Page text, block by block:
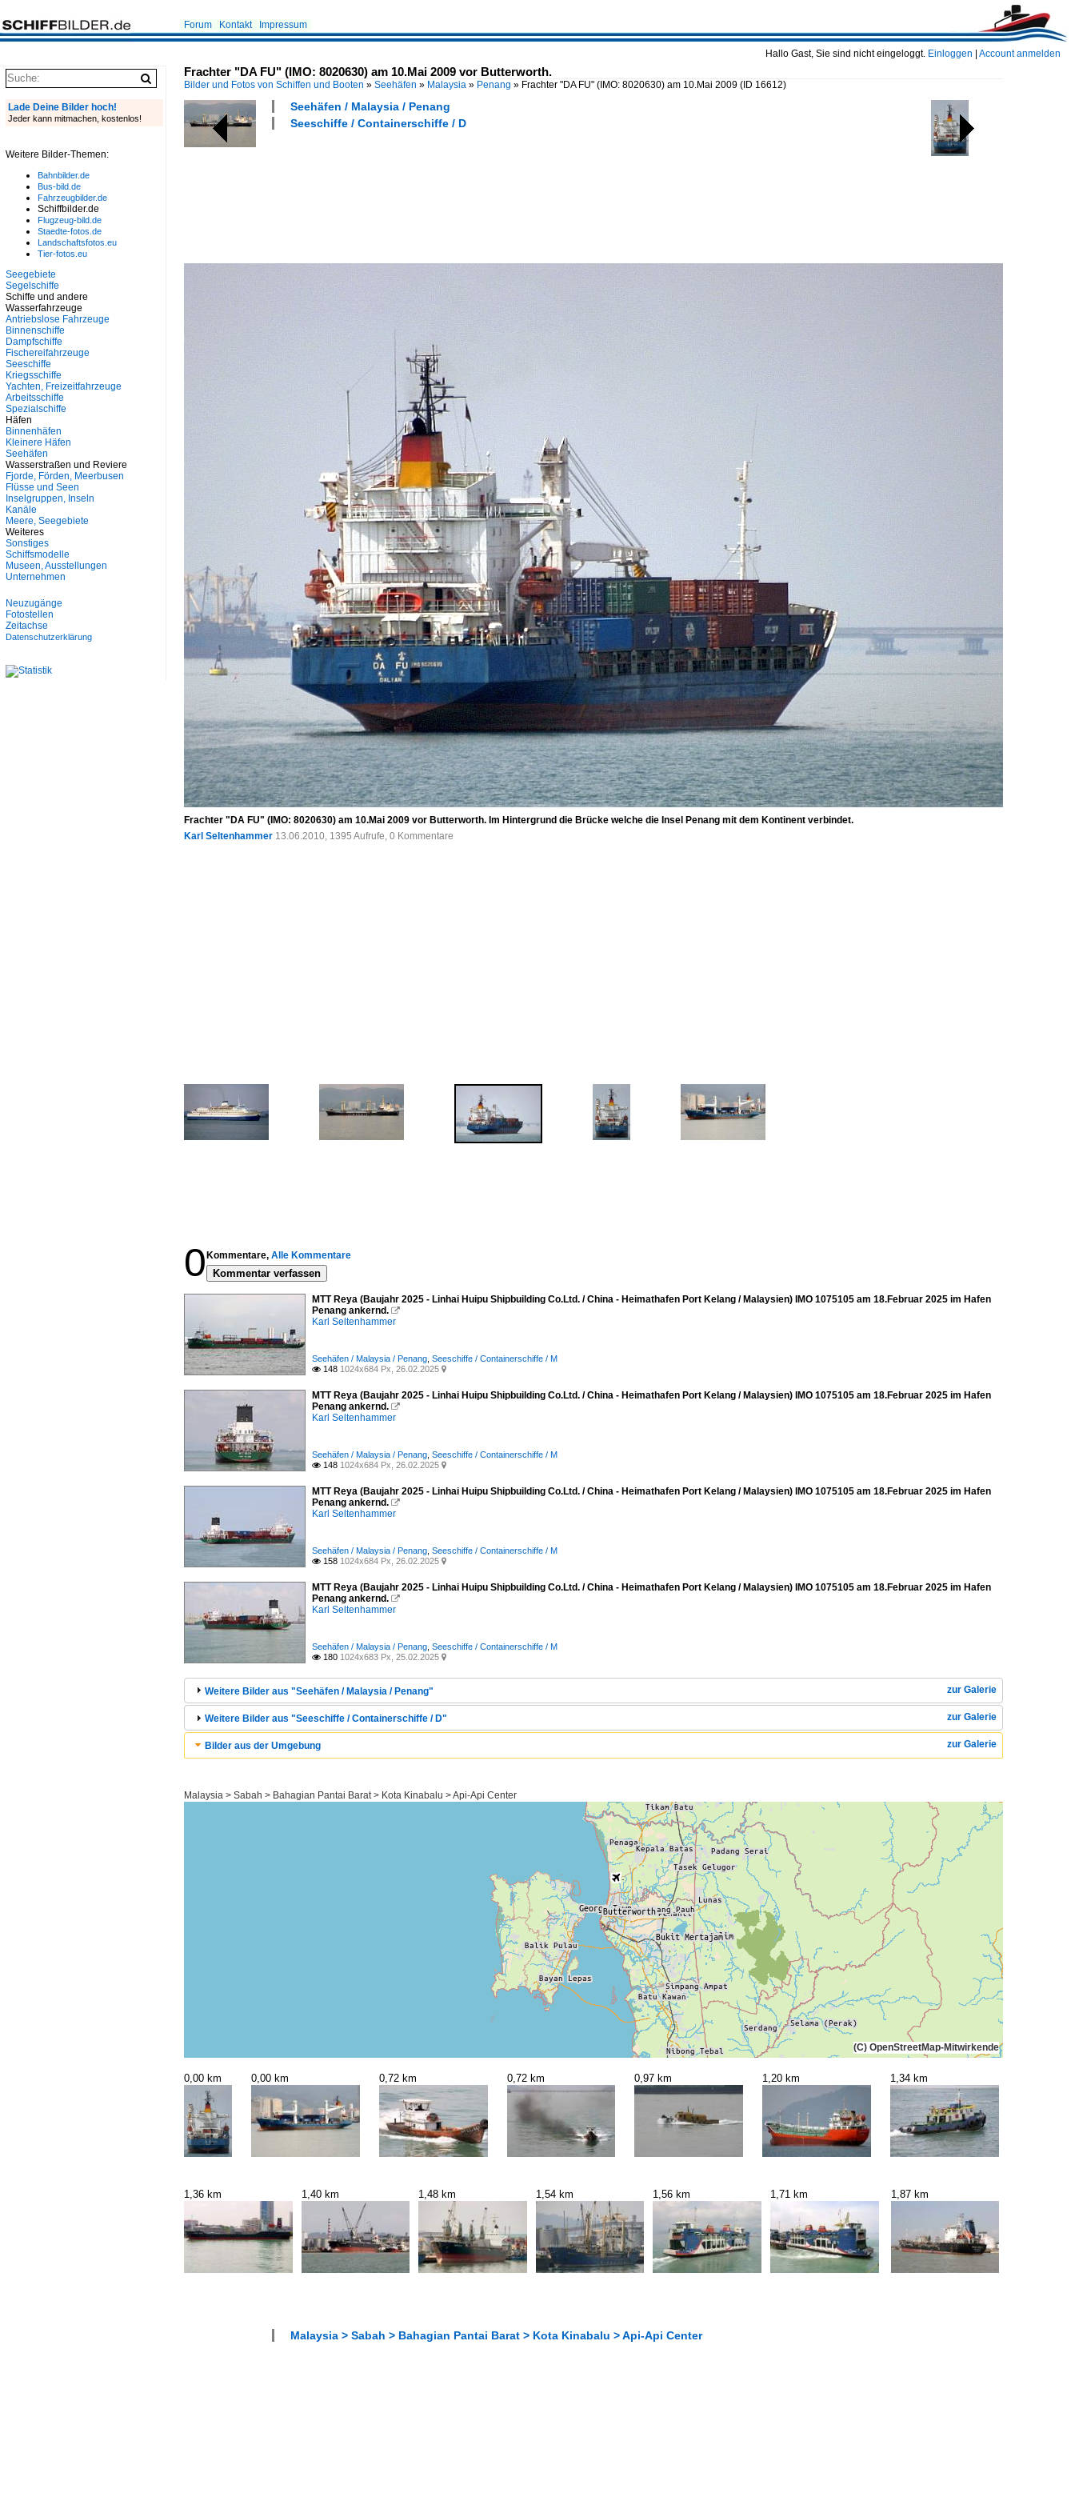
Hallo Gast, Sie sind nicht eingeloggt. Einloggen Account anmelden
Forum Kontakt Impressum
Frachter "DA FU" (IMO: 8020630) am 10.Mai 2009 vor Butterworth.
Bilder und Fotos von Schiffen und Booten » Seehäfen » Malaysia » Penang » Frachter "DA FU" (IMO: 8020630) am 10.Mai 2009 (ID 16612)
Seehäfen / Malaysia / Penang
Seeschiffe / Containerschiffe / D
Frachter "DA FU" (IMO: 8020630) am 10.Mai 2009 vor Butterworth. Im Hintergrund die Brücke welche die Insel Penang mit dem Kontinent verbindet.
Karl Seltenhammer 13.06.2010, 1395 Aufrufe, 0 Kommentare
0 Kommentare, Alle Kommentare
Kommentar verfassen
MTT Reya (Baujahr 2025 - Linhai Huipu Shipbuilding Co.Ltd. / China - Heimathafen Port Kelang / Malaysien) IMO 1075105 am 18.Februar 2025 im Hafen
Penang ankernd. 
Karl Seltenhammer
Seehäfen / Malaysia / Penang Seeschiffe / Containerschiffe / M
 148 1024x684 Px, 26.02.2025 
MTT Reya (Baujahr 2025 - Linhai Huipu Shipbuilding Co.Ltd. / China - Heimathafen Port Kelang / Malaysien) IMO 1075105 am 18.Februar 2025 im Hafen
Penang ankernd. 
Karl Seltenhammer
Seehäfen / Malaysia / Penang Seeschiffe / Containerschiffe / M
 148 1024x684 Px, 26.02.2025 
MTT Reya (Baujahr 2025 - Linhai Huipu Shipbuilding Co.Ltd. / China - Heimathafen Port Kelang / Malaysien) IMO 1075105 am 18.Februar 2025 im Hafen
Penang ankernd. 
Karl Seltenhammer
Seehäfen / Malaysia / Penang Seeschiffe / Containerschiffe / M
 158 1024x684 Px, 26.02.2025 
MTT Reya (Baujahr 2025 - Linhai Huipu Shipbuilding Co.Ltd. / China - Heimathafen Port Kelang / Malaysien) IMO 1075105 am 18.Februar 2025 im Hafen
Penang ankernd. 
Karl Seltenhammer
Seehäfen / Malaysia / Penang Seeschiffe / Containerschiffe / M
 180 1024x683 Px, 25.02.2025 
zur Galerie
Weitere Bilder aus "Seehäfen / Malaysia / Penang"
zur Galerie
Weitere Bilder aus "Seeschiffe / Containerschiffe / D"
zur Galerie
Bilder aus der Umgebung
Malaysia > Sabah > Bahagian Pantai Barat > Kota Kinabalu > Api-Api Center
(C) OpenStreetMap-Mitwirkende
0,00 km 0,00 km 0,72 km 0,72 km 0,97 km 1,20 km 1,34 km
1,36 km 1,40 km 1,48 km 1,54 km 1,56 km 1,71 km 1,87 km
Malaysia > Sabah > Bahagian Pantai Barat > Kota Kinabalu > Api-Api Center
Lade Deine Bilder hoch!
Jeder kann mitmachen, kostenlos!
Weitere Bilder-Themen:
Bahnbilder.de
Bus-bild.de
Fahrzeugbilder.de
Schiffbilder.de
Flugzeug-bild.de
Staedte-fotos.de
Landschaftsfotos.eu
Tier-fotos.eu
Seegebiete
Segelschiffe
Schiffe und andere
Wasserfahrzeuge
Antriebslose Fahrzeuge
Binnenschiffe
Dampfschiffe
Fischereifahrzeuge
Seeschiffe
Kriegsschiffe
Yachten, Freizeitfahrzeuge
Arbeitsschiffe
Spezialschiffe
Häfen
Binnenhäfen
Kleinere Häfen
Seehäfen
Wasserstraßen und Reviere
Fjorde, Förden, Meerbusen
Flüsse und Seen
Inselgruppen, Inseln
Kanäle
Meere, Seegebiete
Weiteres
Sonstiges
Schiffsmodelle
Museen, Ausstellungen
Unternehmen
Neuzugänge
Fotostellen
Zeitachse
Datenschutzerklärung